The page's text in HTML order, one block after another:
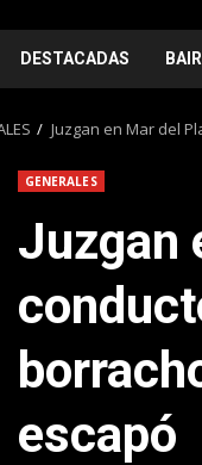
DESTACADAS
Juzgan en Mar del
GENERALES
Juzgan
escapó